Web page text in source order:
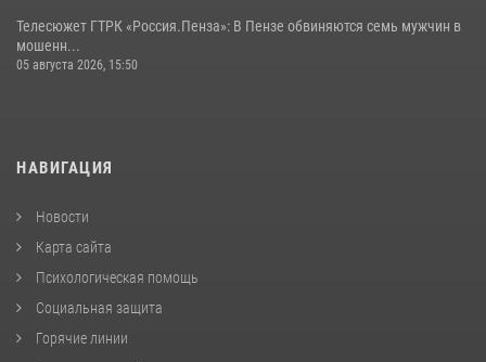
Телесюжет ГТРК «Россия.Пенза»: В Пензе обвиняются семь мужчин в
мошенн...
05 августа 2026, 15:50
НАВИГАЦИЯ
Новости
Карта сайта
Психологическая помощь
Социальная защита
Горячие линии